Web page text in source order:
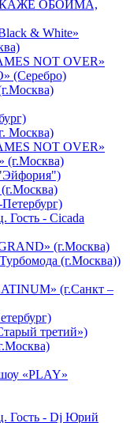
КАЖЕ ОБОЙМА,
& White»
NOT OVER»
(Серебро)
Москва)
NOT OVER»
(г.Москва)
Гость - Cicada
(г.Москва)
(г.Москва))
(г.Санкт –
третий»)
«PLAY»
Гость - Dj Юрий